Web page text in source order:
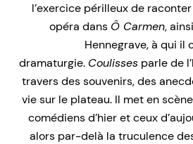
l’exercice périlleux de
opéra dans Ô Carmen,
Hennegrave, à qui il
dramaturgie. Coulisses parle de
travers des souvenirs, des
vie sur le plateau. Il met en
comédiens d’hier et ceux
alors par-delà la truculence